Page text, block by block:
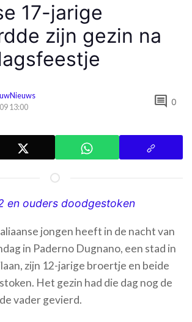
17-jarige
zijn gezin na
13:00
comment 0
en ouders doodgestoken
jongen heeft in de nacht van
in Paderno Dugnano, een stad in
zijn 12-jarige broertje en beide
Het gezin had die dag nog de
vader gevierd.